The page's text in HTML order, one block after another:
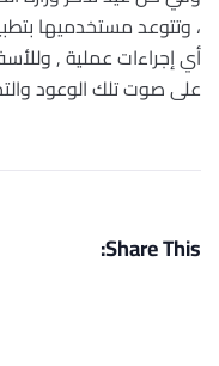
، وتتوعد مستخدميها
أي إجراءات عملية ,
على صوت تلك الوعود
Share This: